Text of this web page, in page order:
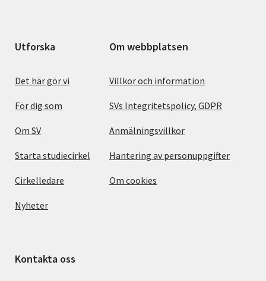
Utforska
Det här gör vi
För dig som
Om SV
Starta studiecirkel
Cirkelledare
Nyheter
Om webbplatsen
Villkor och information
SVs Integritetspolicy, GDPR
Anmälningsvillkor
Hantering av personuppgifter
Om cookies
Kontakta oss